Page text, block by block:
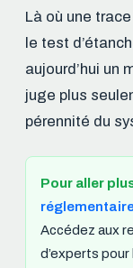
Là où une
le test
aujourd’hui un
juge plus
pérennité du
Pour aller
Accédez aux
d’experts